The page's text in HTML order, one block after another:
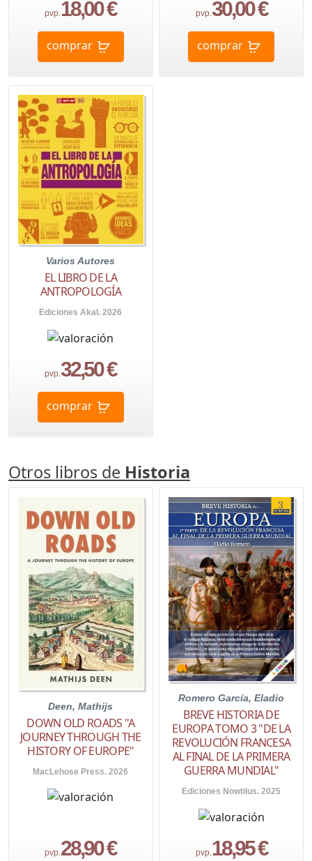
pvp.18,00 €
comprar
pvp.30,00 €
comprar
Varios Autores
EL LIBRO DE LA
ANTROPOLOGÍA
Ediciones Akal. 2026
pvp.32,50 €
comprar
Otros libros de Historia
Deen, Mathijs
DOWN OLD ROADS "A
JOURNEY THROUGH THE
HISTORY OF EUROPE"
MacLehose Press. 2026
pvp.28,90 €
Romero García, Eladio
BREVE HISTORIA DE
EUROPA TOMO 3 "DE LA
REVOLUCIÓN FRANCESA
AL FINAL DE LA PRIMERA
GUERRA MUNDIAL"
Ediciones Nowtilus. 2025
pvp.18,95 €